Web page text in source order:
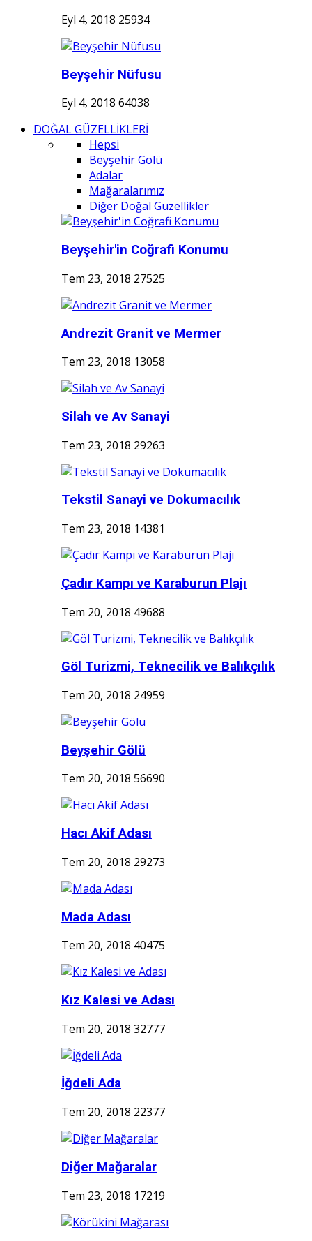
Eyl 4, 2018 25934
Beyşehir Nüfusu
Eyl 4, 2018 64038
DOĞAL GÜZELLİKLERİ
Hepsi
Beyşehir Gölü
Adalar
Mağaralarımız
Diğer Doğal Güzellikler
Beyşehir'in Coğrafi Konumu
Tem 23, 2018 27525
Andrezit Granit ve Mermer
Tem 23, 2018 13058
Silah ve Av Sanayi
Tem 23, 2018 29263
Tekstil Sanayi ve Dokumacılık
Tem 23, 2018 14381
Çadır Kampı ve Karaburun Plajı
Tem 20, 2018 49688
Göl Turizmi, Teknecilik ve Balıkçılık
Tem 20, 2018 24959
Beyşehir Gölü
Tem 20, 2018 56690
Hacı Akif Adası
Tem 20, 2018 29273
Mada Adası
Tem 20, 2018 40475
Kız Kalesi ve Adası
Tem 20, 2018 32777
İğdeli Ada
Tem 20, 2018 22377
Diğer Mağaralar
Tem 23, 2018 17219